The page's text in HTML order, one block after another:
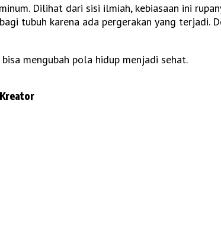
Dilihat dari sisi ilmiah, kebiasaan ini
tubuh karena ada pergerakan yang terjadi.
mengubah pola hidup menjadi sehat.